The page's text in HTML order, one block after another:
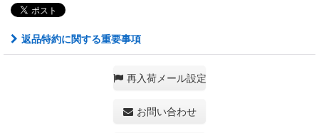
返品特約に関する重要事項
再入荷メール設定
お問い合わせ